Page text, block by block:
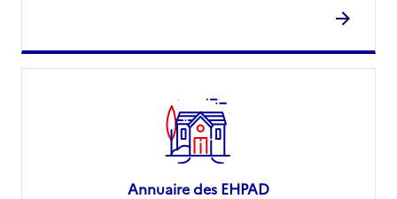
Annuaire des EHPAD